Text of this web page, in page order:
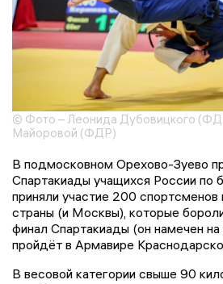
© Фото – Леонида Дубовицкого
Майоровой (ФДР)
В подмосковном Орехово-Зуево
Спартакиады учащихся России
приняли участие 200 спортсменов
страны (и Москвы), которые
финал Спартакиады (он намечен на
пройдёт в Армавире
В весовой категории свыше 90